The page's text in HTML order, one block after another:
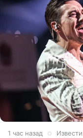
1 час назад